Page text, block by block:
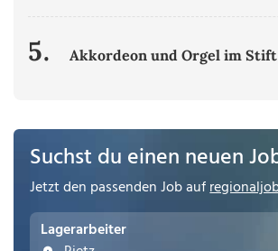
5. Akkordeon und Orgel im
Suchst du einen neuen
Jetzt den passenden Job auf
Lagerarbeiter